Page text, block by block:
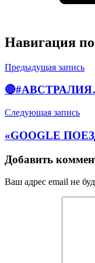
Навигация
Предыдущая запись
Следующая запись
«GOOGLE
Добавить
Ваш адрес email не